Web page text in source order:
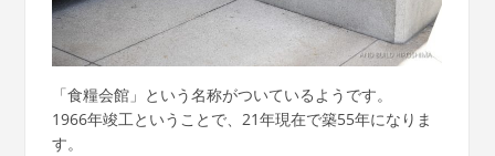
「食糧会館」という名称がついているようです。
1966年竣工ということで、21年現在で築55年になりま
す。